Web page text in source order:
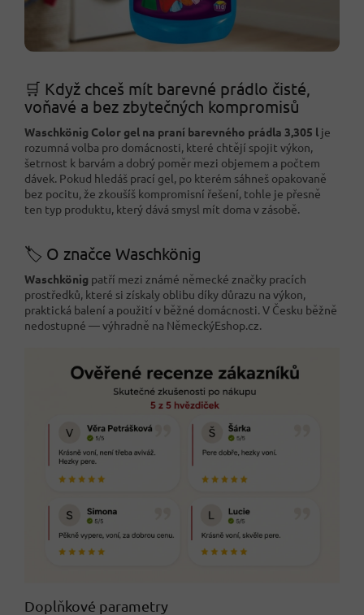
🛒 Když chceš mít barevné prádlo čisté,
voňavé a bez zbytečných kompromisů
Waschkönig Color gel na praní barevného prádla 3,305 l je
rozumná volba pro domácnosti, které chtějí spojit výkon,
šetrnost k barvám a dobrý poměr mezi objemem a počtem
dávek. Pokud hledáš prací gel, po kterém sáhneš opakovaně
bez pocitu, že zkoušíš kompromisní řešení, tohle je přesně
ten typ produktu, který dává smysl mít doma v zásobě.
🏷️ O značce Waschkönig
Waschkönig patří mezi známé německé značky pracích
prostředků, které si získaly oblibu díky důrazu na výkon,
praktická balení a použití v běžné domácnosti. V Česku běžně
nedostupné — výhradně na NěmeckýEshop.cz.
Doplňkové parametry